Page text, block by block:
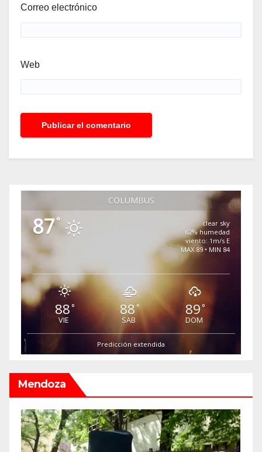
Correo electrónico
Web
COLUMBUS
87°
clear sky
62% humedad
viento: 1m/s E
MAX 89 • MIN 84
88°
VIE
88°
SAB
89°
DOM
Predicción extendida
Mendoza